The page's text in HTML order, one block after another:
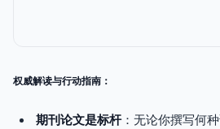
权威解读与行动指南：
期刊论文是标杆：无论你撰写何种